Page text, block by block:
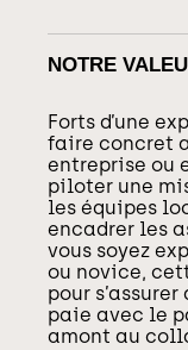
NOTRE
Forts d’une
faire concret
entreprise ou
piloter une
les équipes
encadrer les
vous soyez
ou novice,
pour
paie avec le
amont au